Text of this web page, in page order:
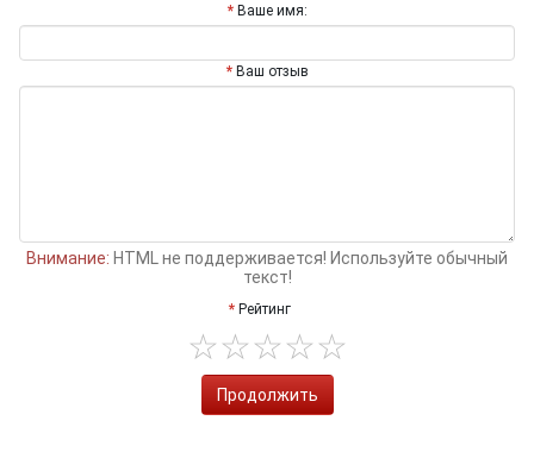
Ваше имя:
Ваш отзыв
Внимание: HTML не поддерживается! Используйте обычный
текст!
Рейтинг
Продолжить